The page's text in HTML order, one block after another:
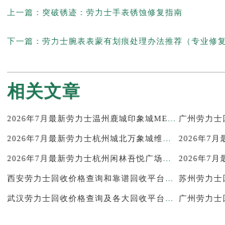
上一篇： 突破锈迹：劳力士手表锈蚀修复指南
下一篇： 劳力士腕表表蒙有划痕处理办法推荐（专业修
相关文章